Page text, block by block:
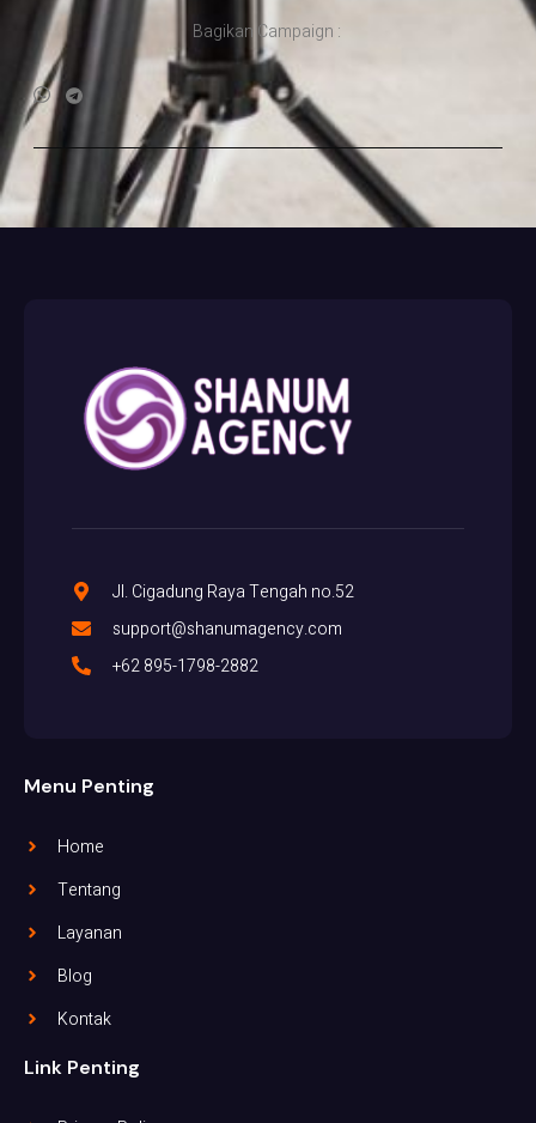
Bagikan Campaign :
Jl. Cigadung Raya Tengah no.52
support@shanumagency.com
+62 895-1798-2882
Menu Penting
Home
Tentang
Layanan
Blog
Kontak
Link Penting